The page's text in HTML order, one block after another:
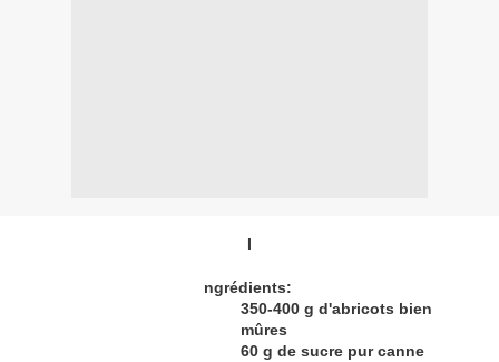
I
ngrédients:
350-400 g d'abricots bien
mûres
60 g de sucre pur canne